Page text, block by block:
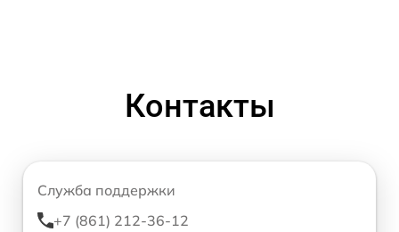
Контакты
Служба поддержки
+7 (861) 212-36-12